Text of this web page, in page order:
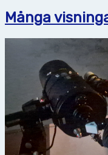
Många